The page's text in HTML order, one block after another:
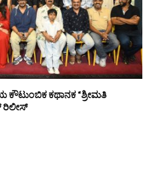
ಕಥಾನಕ “ಶ್ರೀಮತಿ